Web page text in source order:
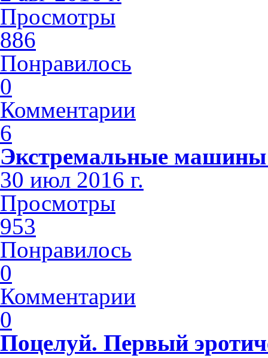
Просмотры
886
Понравилось
0
Комментарии
6
Экстремальные
30 июл 2016 г.
Просмотры
953
Понравилось
0
Комментарии
0
Поцелуй. Первый